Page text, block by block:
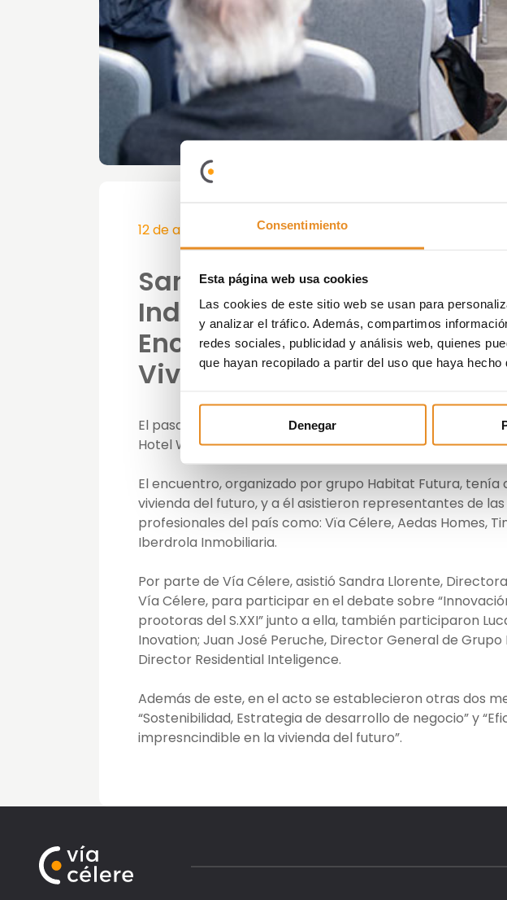
Consentimiento
Esta página web usa cookies
Las cookies de este sitio web se usan para
y analizar el tráfico. Además, compartimos
redes sociales, publicidad y análisis web, quienes
que hayan recopilado a partir del uso que haya
Denegar
12 de abril de 2019
Sandra Llorente, Directora
Industrialización en Vía
Encuentro Promotoras
Vivienda del Futuro»
El pasado martes 9 de abril tuvo lugar el III Encuentro de
Hotel Westin Palace de Madrid.
El encuentro, organizado por grupo Habitat Futura,
vivienda del futuro, y a él asistieron representantes de
profesionales del país como: Vïa Célere, Aedas Homes,
Iberdrola Inmobiliaria.
Por parte de Vía Célere, asistió Sandra Llorente,
Vía Célere, para participar en el debate sobre
prootoras del S.XXI” junto a ella, también participaron
Inovation; Juan José Peruche, Director General de
Director Residential Inteligence.
Además de este, en el acto se establecieron otras dos
“Sostenibilidad, Estrategia de desarrollo de negocio” y
impresncindible en la vivienda del futuro”.